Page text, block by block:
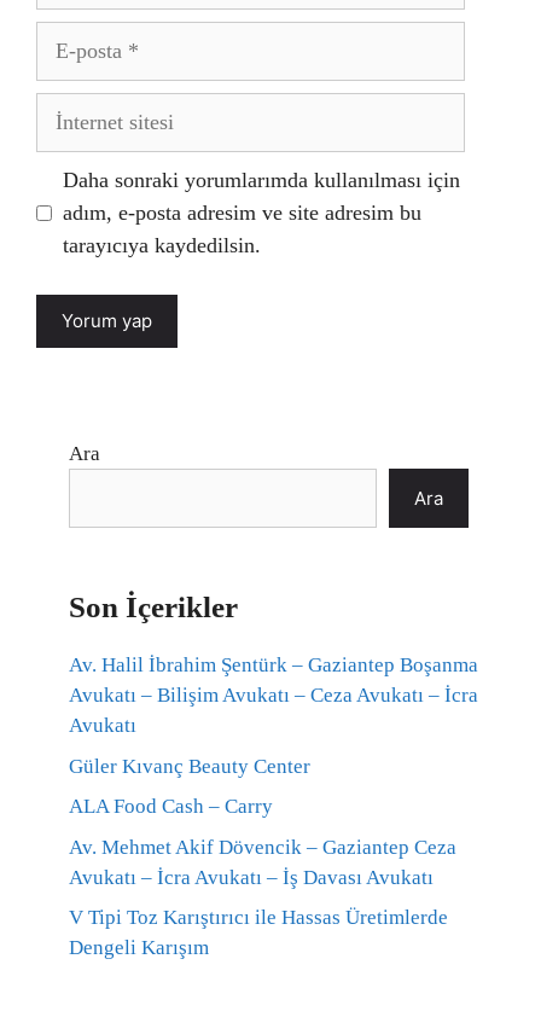
posta
İnternet
Daha sonraki yorumlarımda kullanılması için
adım, e-posta adresim ve site adresim bu
tarayıcıya kaydedilsin.
Ara
Ara
Son İçerikler
Av. Halil İbrahim Şentürk – Gaziantep Boşanma
Avukatı – Bilişim Avukatı – Ceza Avukatı – İcra
Avukatı
Güler Kıvanç Beauty Center
ALA Food Cash – Carry
Av. Mehmet Akif Dövencik – Gaziantep Ceza
Avukatı – İcra Avukatı – İş Davası Avukatı
V Tipi Toz Karıştırıcı ile Hassas Üretimlerde
Dengeli Karışım